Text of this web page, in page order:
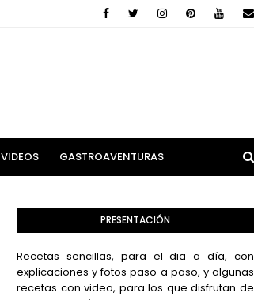
VIDEOS GASTROAVENTURAS
PRESENTACIÓN
Recetas sencillas, para el dia a día, con
explicaciones y fotos paso a paso, y algunas
recetas con video, para los que disfrutan de